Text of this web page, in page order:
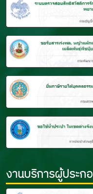
งานบริการผู้ประก